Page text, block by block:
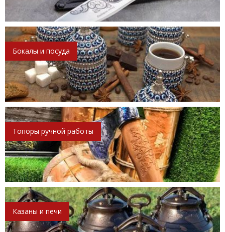
Бокалы и посуда
Топоры ручной работы
Казаны и печи